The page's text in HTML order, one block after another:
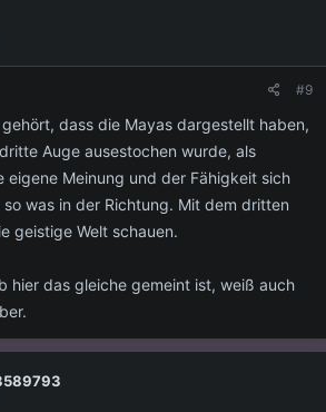
#9
dass die Mayas dargestellt haben,
Auge ausestochen wurde, als
eigene Meinung und der Fähigkeit sich
was in der Richtung. Mit dem dritten
geistige Welt schauen.
hier das gleiche gemeint ist, weiß auch